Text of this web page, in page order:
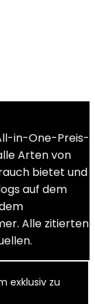
in-One-Preis-
Arten von
bietet und
auf dem
Alle zitierten
exklusiv zu